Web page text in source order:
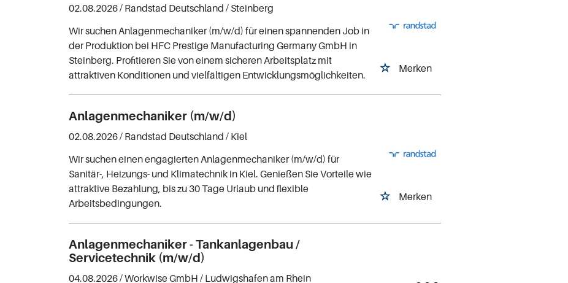
Merken
02.08.2026 / Randstad Deutschland / Steinberg
Wir suchen Anlagenmechaniker (m/w/d) für einen spannenden Job in
der Produktion bei HFC Prestige Manufacturing Germany GmbH in
Steinberg. Profitieren Sie von einem sicheren Arbeitsplatz mit
attraktiven Konditionen und vielfältigen Entwicklungsmöglichkeiten.
Anlagenmechaniker (m/w/d)
Merken
02.08.2026 / Randstad Deutschland / Kiel
Wir suchen einen engagierten Anlagenmechaniker (m/w/d) für
Sanitär-, Heizungs- und Klimatechnik in Kiel. Genießen Sie Vorteile wie
attraktive Bezahlung, bis zu 30 Tage Urlaub und flexible
Arbeitsbedingungen.
Anlagenmechaniker - Tankanlagenbau /
Servicetechnik (m/w/d)
04.08.2026 /Workwise GmbH / Ludwigshafen am Rhein